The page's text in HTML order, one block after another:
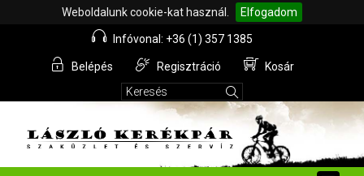
Weboldalunk cookie-kat használ. Elfogadom
Infóvonal: +36 (1) 357 1385
Belépés Regisztráció Kosár